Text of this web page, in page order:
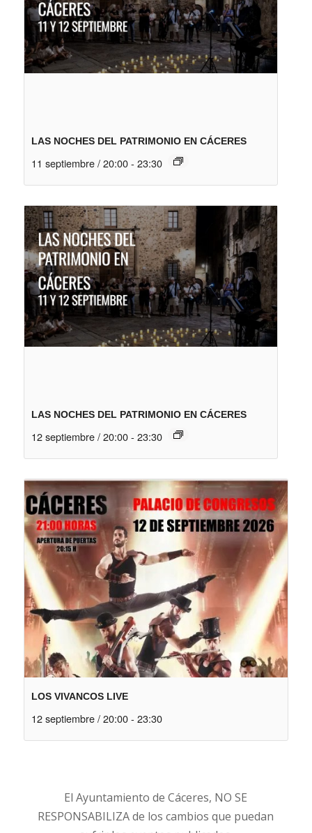
LAS NOCHES DEL PATRIMONIO EN CÁCERES
11 septiembre / 20:00 - 23:30
LAS NOCHES DEL PATRIMONIO EN CÁCERES
12 septiembre / 20:00 - 23:30
LOS VIVANCOS LIVE
12 septiembre / 20:00 - 23:30
El Ayuntamiento de Cáceres, NO SE
RESPONSABILIZA de los cambios que puedan